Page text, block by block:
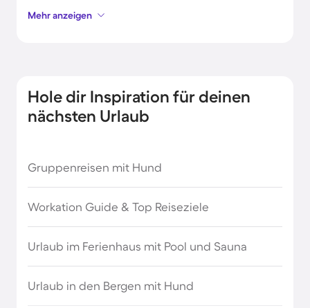
Ferienunterkünfte in Deutschland
Ferienhäuser & Ferienwohnung mit Hund in
Deutschland
Ferienhäuser mit Frühstück in Deutschland
Ferienhäuser mit Pool in Deutschland
Mehr anzeigen
Hole dir Inspiration für deinen
nächsten Urlaub
Gruppenreisen mit Hund
Workation Guide & Top Reiseziele
Urlaub im Ferienhaus mit Pool und Sauna
Urlaub in den Bergen mit Hund